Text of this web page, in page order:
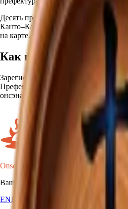
Десять префектур, это уже выход за
Канто–Кансай, в места, которые
на карте. Этот значок отмечает это
Как получить
Зарегистрируйте посещения в
Префектура определяется
онсэна.
Onsen Oni
Ваша карта онсэнов Японии.
ENJA